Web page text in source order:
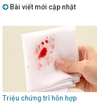
Bài viết mới cập nhật
Triệu chứng trĩ hỗn hợp